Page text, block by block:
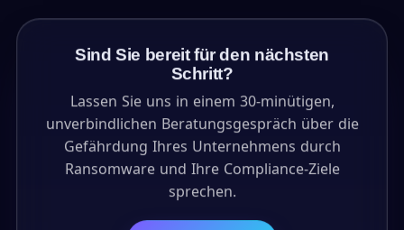
Sind Sie bereit für den nächsten
Schritt?
Lassen Sie uns in einem 30-minütigen,
unverbindlichen Beratungsgespräch über die
Gefährdung Ihres Unternehmens durch
Ransomware und Ihre Compliance-Ziele
sprechen.